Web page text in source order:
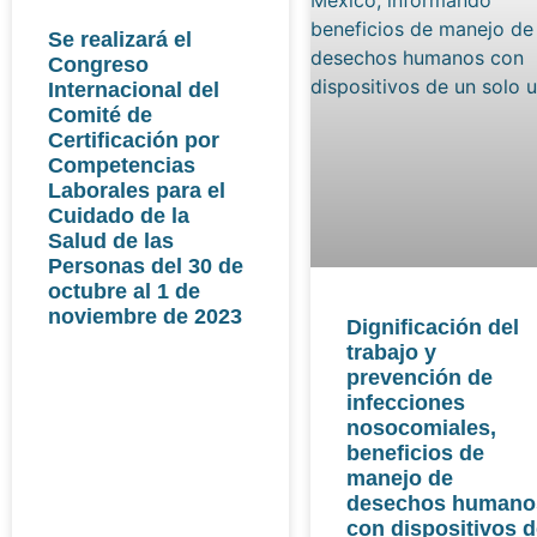
Se realizará el
Congreso
Internacional del
Comité de
Certificación por
Competencias
Laborales para el
Cuidado de la
Salud de las
Personas del 30 de
octubre al 1 de
noviembre de 2023
Dignificación del
trabajo y
prevención de
infecciones
nosocomiales,
beneficios de
manejo de
desechos
con dispositivos